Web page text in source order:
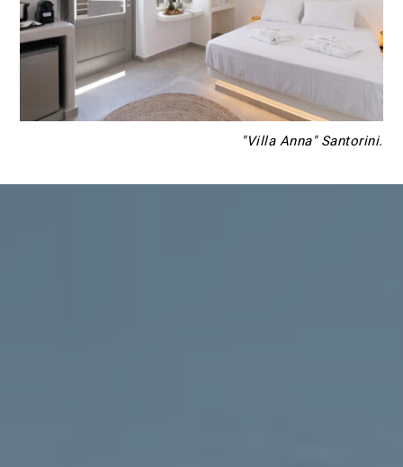
"Villa Anna" Santorini.